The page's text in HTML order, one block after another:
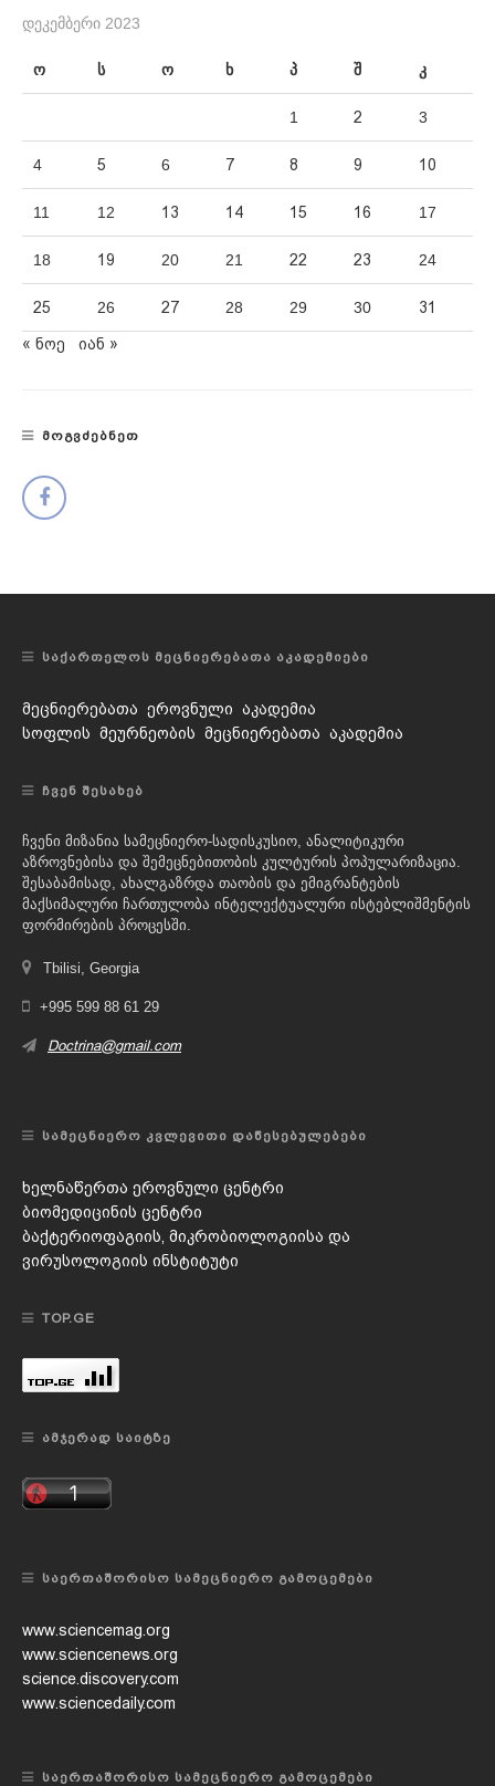
ᲓᲔᲙᲔᲛᲑᲔᲠᲘ 2023
ო ს ო ხ პ შ კ
1 2 3
4 5 6 7 8 9 10
11 12 13 14 15 16 17
18 19 20 21 22 23 24
25 26 27 28 29 30 31
« ნოე იან »
ᲛᲝᲒᲕᲫᲔᲑᲜᲔᲗ
ᲡᲐᲥᲐᲠᲗᲔᲚᲝᲡ ᲛᲔᲪᲜᲘᲔᲠᲔᲑᲐᲗᲐ ᲐᲙᲐᲓᲔᲛᲘᲔᲑᲘ
მეცნიერებათა ეროვნული აკადემია
სოფლის მეურნეობის მეცნიერებათა აკადემია
ᲩᲕᲔᲜ ᲨᲔᲡᲐᲮᲔᲑ
ჩვენი მიზანია სამეცნიერო-სადისკუსიო, ანალიტიკური
აზროვნებისა და შემეცნებითობის კულტურის პოპულარიზაცია.
შესაბამისად, ახალგაზრდა თაობის და ემიგრანტების
მაქსიმალური ჩართულობა ინტელექტუალური ისტებლიშმენტის
ფორმირების პროცესში.
Tbilisi, Georgia
+995 599 88 61 29
Doctrina@gmail.com
ᲡᲐᲛᲔᲪᲜᲘᲔᲠᲝ ᲙᲕᲚᲔᲕᲘᲗᲘ ᲓᲐᲬᲔᲡᲔᲑᲣᲚᲔᲑᲔᲑᲘ
ხელნაწერთა ეროვნული ცენტრი
ბიომედიცინის ცენტრი
ბაქტერიოფაგიის, მიკრობიოლოგიისა და
ვირუსოლოგიის ინსტიტუტი
TOP.GE
ᲐᲛᲯᲔᲠᲐᲓ ᲡᲐᲘᲢᲖᲔ
ᲡᲐᲔᲠᲗᲐᲨᲝᲠᲘᲡᲝ ᲡᲐᲛᲔᲪᲜᲘᲔᲠᲝ ᲒᲐᲛᲝᲪᲔᲛᲔᲑᲘ
www.sciencemag.org
www.sciencenews.org
science.discovery.com
www.sciencedaily.com
ᲡᲐᲔᲠᲗᲐᲨᲝᲠᲘᲡᲝ ᲡᲐᲛᲔᲪᲜᲘᲔᲠᲝ ᲒᲐᲛᲝᲪᲔᲛᲔᲑᲘ